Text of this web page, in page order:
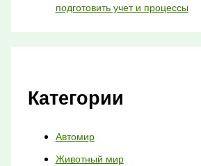
подготовить учет и процессы
Категории
Автомир
Животный мир